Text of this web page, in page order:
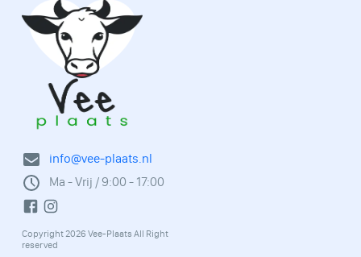
info@vee-plaats.nl
Ma - Vrij / 9:00 - 17:00
Copyright 2026 Vee-Plaats All Right
reserved